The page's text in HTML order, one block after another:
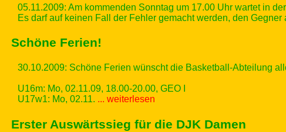
05.11.2009: Am kommenden Sonntag um 17.00 Uhr wartet in
Es darf auf keinen Fall der Fehler gemacht werden, den
Schöne Ferien!
30.10.2009: Schöne Ferien wünscht die Basketball-Abteilung
U16m: Mo, 02.11.09, 18.00-20.00, GEO I
U17w1: Mo, 02.11. ... weiterlesen
Erster Auswärtssieg für die DJK Damen